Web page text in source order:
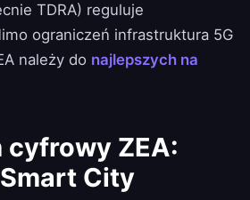
TDRA) reguluje
ograniczeń infrastruktura 5G
należy do najlepszych na
cyfrowy ZEA:
City